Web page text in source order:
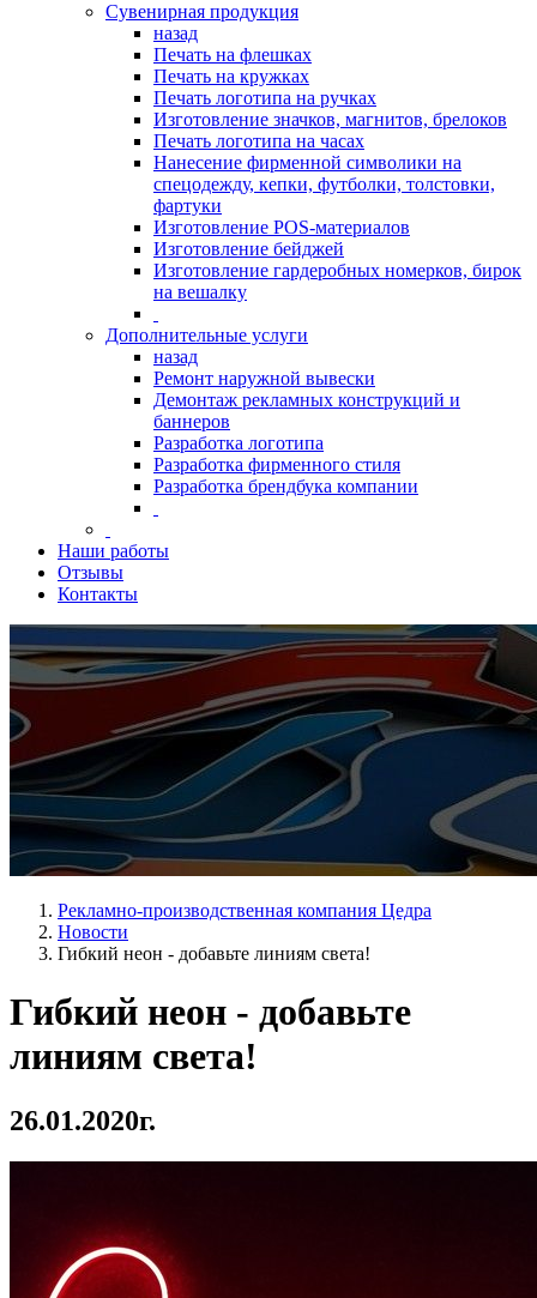
Сувенирная продукция
назад
Печать на флешках
Печать на кружках
Печать логотипа на ручках
Изготовление значков, магнитов, брелоков
Печать логотипа на часах
Нанесение фирменной символики на
спецодежду, кепки, футболки, толстовки,
фартуки
Изготовление POS-материалов
Изготовление бейджей
Изготовление гардеробных номерков, бирок
на вешалку
Дополнительные услуги
назад
Ремонт наружной вывески
Демонтаж рекламных конструкций и
баннеров
Разработка логотипа
Разработка фирменного стиля
Разработка брендбука компании
Наши работы
Отзывы
Контакты
Рекламно-производственная компания Цедра
Новости
Гибкий неон - добавьте линиям света!
Гибкий неон - добавьте
линиям света!
26.01.2020г.